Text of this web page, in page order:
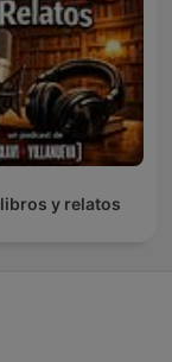
y relatos